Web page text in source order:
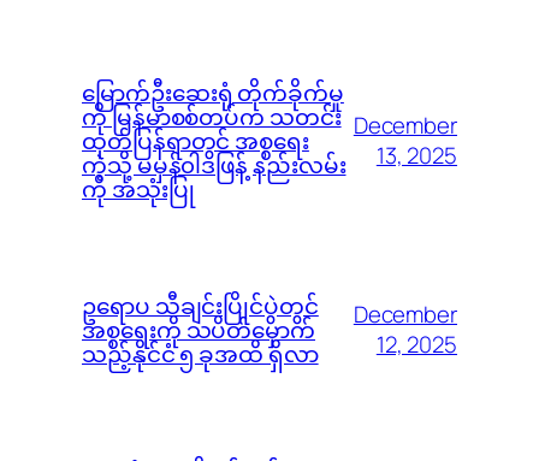
မြောက်ဦးဆေးရုံ တိုက်ခိုက်မှု
ကို မြန်မာစစ်တပ်က သတင်း
ထုတ်ပြန်ရာတွင် အစ္စရေး
ကဲ့သို့ မမှန်၀ါဒဖြန့် နည်းလမ်း
ကို အသုံးပြု
December
13, 2025
ဥရောပ သီချင်းပြိုင်ပွဲတွင်
အစ္စရေးကို သပိတ်မှောက်
သည့်နိုင်ငံ ၅ ခုအထိ ရှိလာ
December
12, 2025